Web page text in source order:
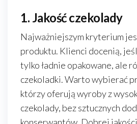
1. Jakość czekolady
Najważniejszym kryterium
produktu. Klienci docenią,
tylko ładnie opakowane, ale
czekoladki. Warto wybierać
którzy oferują wyroby z
czekolady, bez sztucznych